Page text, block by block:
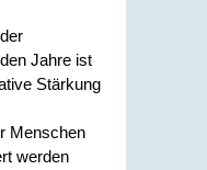
Jahre ist
Stärkung
Menschen
werden